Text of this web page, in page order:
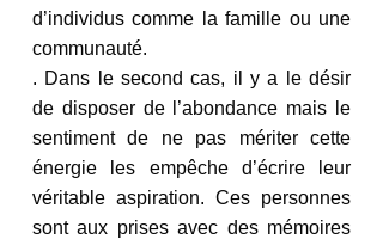
d’individus comme la famille ou une
communauté.
. Dans le second cas, il y a le désir
de disposer de l’abondance mais le
sentiment de ne pas mériter cette
énergie les empêche d’écrire leur
véritable aspiration. Ces personnes
sont aux prises avec des mémoires